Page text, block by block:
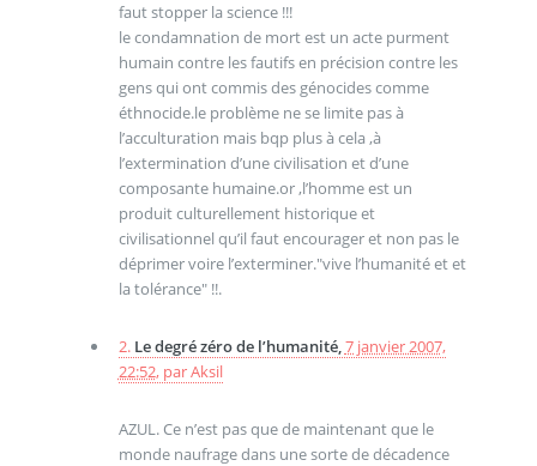
faut stopper la science !!!
le condamnation de mort est un acte purment
humain contre les fautifs en précision contre les
gens qui ont commis des génocides comme
éthnocide.le problème ne se limite pas à
l’acculturation mais bqp plus à cela ,à
l’extermination d’une civilisation et d’une
composante humaine.or ,l’homme est un
produit culturellement historique et
civilisationnel qu’il faut encourager et non pas le
déprimer voire l’exterminer."vive l’humanité et et
la tolérance" !!.
2. Le degré zéro de l’humanité,7 janvier 2007,
22:52, parAksil
AZUL. Ce n’est pas que de maintenant que le
monde naufrage dans une sorte de décadence